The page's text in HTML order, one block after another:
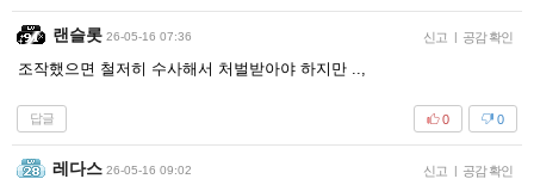
랜슬롯 26-05-16 07:36 신고 | 공감 확인
조작했으면 철저히 수사해서 처벌받아야 하지만 ..,
답글 0
0
레다스 26-05-16 09:02 신고 | 공감 확인